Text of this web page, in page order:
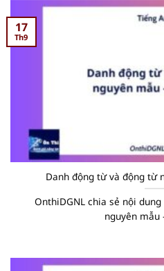
Danh động từ và động từ
OnthiDGNL chia sẻ nội
nguyên mẫu
17
Th9